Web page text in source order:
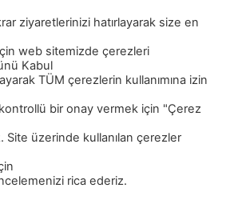
ziyaretlerinizi hatırlayarak size en
web sitemizde çerezleri
Kabul
TÜM çerezlerin kullanımına izin
bir onay vermek için "Çerez
Site üzerinde kullanılan çerezler
rica ederiz.